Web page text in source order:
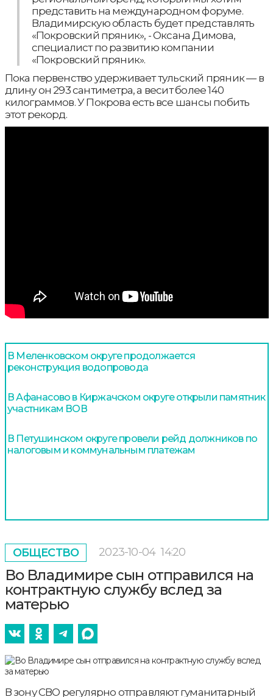
представить на международном форуме.
Владимирскую область будет представлять
«Покровский пряник», - Оксана Димова,
специалист по развитию компании
«Покровский пряник».
Пока первенство удерживает тульский пряник — в
длину он 293 сантиметра, а весит более 140
килограммов. У Покрова есть все шансы побить
этот рекорд.
В Меленковском округе продолжается
реконструкция водопровода
В Афанасово в Киржачском округе открыли памятник
участникам ВОВ
В Петушинском округе провели рейд должников по
налоговым и коммунальным платежам
ОБЩЕСТВО 2023-10-04 14:20
Во Владимире сын отправился на
контрактную службу вслед за
матерью
В зону СВО регулярно отправляют гуманитарный